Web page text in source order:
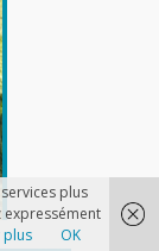
plus
expressément
plus OK